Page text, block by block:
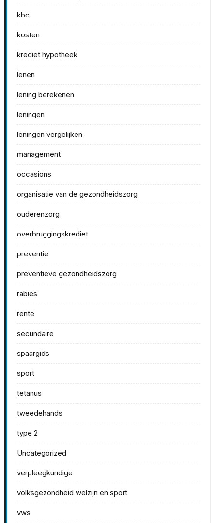
kbc
kosten
krediet hypotheek
lenen
lening berekenen
leningen
leningen vergelijken
management
occasions
organisatie van de gezondheidszorg
ouderenzorg
overbruggingskrediet
preventie
preventieve gezondheidszorg
rabies
rente
secundaire
spaargids
sport
tetanus
tweedehands
type 2
Uncategorized
verpleegkundige
volksgezondheid welzijn en sport
vws